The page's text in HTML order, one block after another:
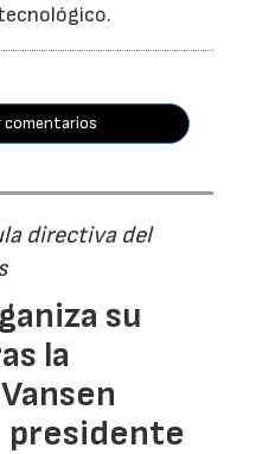
comentarios
directiva del
su
la
presidente